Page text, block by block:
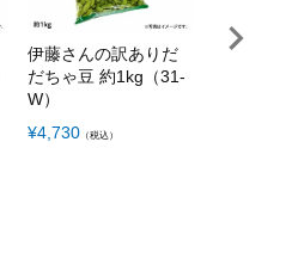
伊藤さんの訳ありだ
だちゃ豆 約1kg（31-
W）
¥4,730 （税込）
渡部さ